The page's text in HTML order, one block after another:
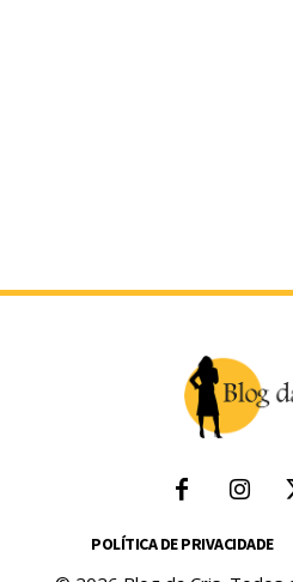
POLÍTICA DE PRIVACIDADE